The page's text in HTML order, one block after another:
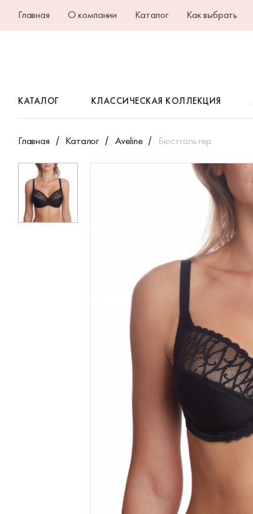
Главная О компании Каталог Как выбрать
КАТАЛОГ КЛАССИЧЕСКАЯ КОЛЛЕКЦИЯ
Главная Каталог Aveline Бюстгальтер